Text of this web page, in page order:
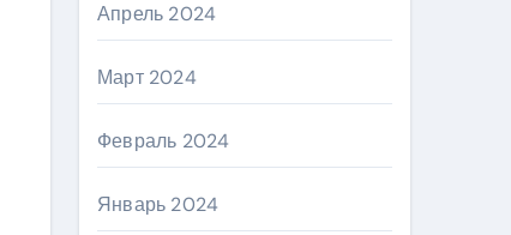
Апрель 2024
Март 2024
Февраль 2024
Январь 2024